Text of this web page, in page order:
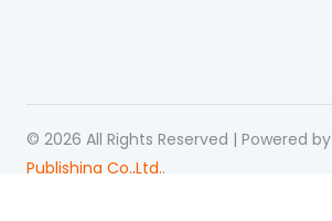
© 2026 All Rights Reserved | Powered by
Publishing Co.,Ltd..